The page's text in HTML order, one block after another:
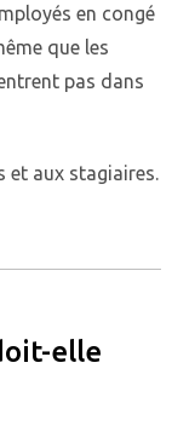
en congé
que les
pas dans
et aux stagiaires.
elle